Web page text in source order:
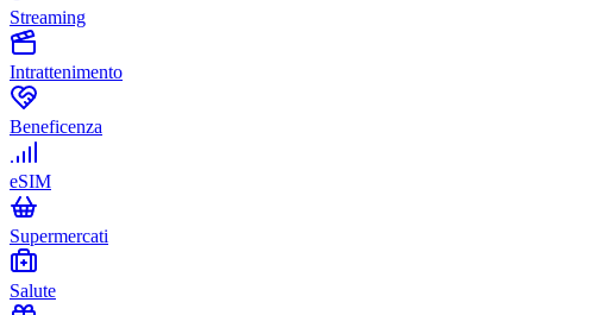
Streaming
Intrattenimento
Beneficenza
eSIM
Supermercati
Salute